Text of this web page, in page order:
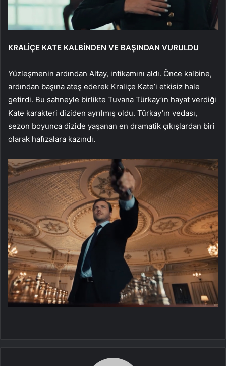
KRALİÇE KATE KALBİNDEN VE BAŞINDAN VURULDU
Yüzleşmenin ardından Altay, intikamını aldı. Önce kalbine,
ardından başına ateş ederek Kraliçe Kate’i etkisiz hale
getirdi. Bu sahneyle birlikte Tuvana Türkay’ın hayat verdiği
Kate karakteri diziden ayrılmış oldu. Türkay’ın vedası,
sezon boyunca dizide yaşanan en dramatik çıkışlardan biri
olarak hafızalara kazındı.